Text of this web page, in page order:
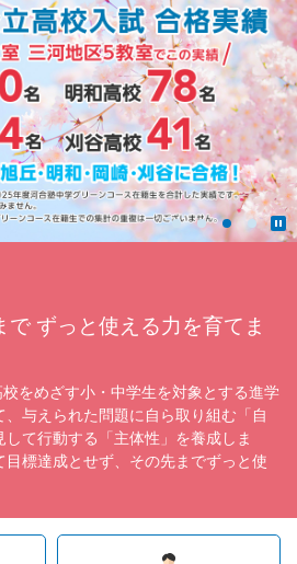
ずっと使える力を育てま
をめざす小・中学生を対象とする進学
与えられた問題に自ら取り組む「自
て行動する「主体性」を養成しま
標達成とせず、その先までずっと使